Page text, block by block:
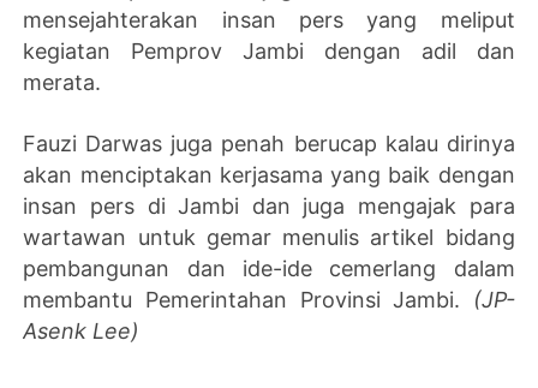
mensejahterakan insan pers yang meliput
kegiatan Pemprov Jambi dengan adil dan
merata.
Fauzi Darwas juga penah berucap kalau dirinya
akan menciptakan kerjasama yang baik dengan
insan pers di Jambi dan juga mengajak para
wartawan untuk gemar menulis artikel bidang
pembangunan dan ide-ide cemerlang dalam
membantu Pemerintahan Provinsi Jambi.
(JP-
Asenk Lee)